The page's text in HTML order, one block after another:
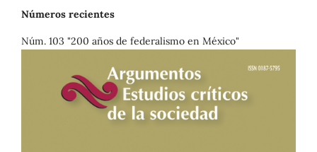
Números recientes
Núm. 103 "200 años de federalismo en México"